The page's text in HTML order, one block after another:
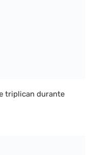
triplican durante